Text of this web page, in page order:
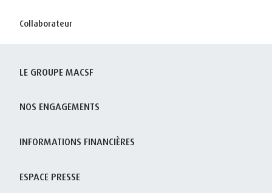
Collaborateur
LE GROUPE MACSF
NOS ENGAGEMENTS
INFORMATIONS FINANCIÈRES
ESPACE PRESSE